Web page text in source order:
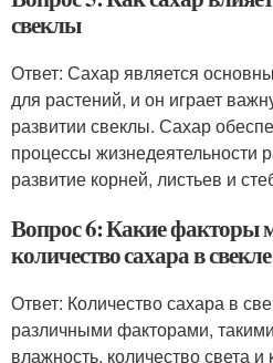
свеклы
Ответ: Сахар является
для растений, и он играет
развитии свеклы. Сахар
процессы жизнедеятельности
развитие корней, листьев и
Вопрос 6: Какие факторы
количество сахара в свекле
Ответ: Количество сахара в
различными факторами,
влажность, количество света и